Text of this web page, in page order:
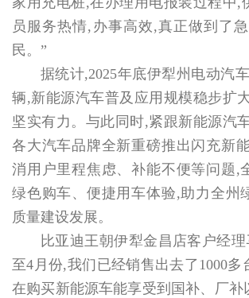
员服务热情,办事高效,真正做到了
民。”
据统计,2025年底伊犁州电动汽
辆,新能源汽车普及应用规模稳步扩
坚实有力。与此同时,紧跟新能源汽
各大汽车品牌全新重磅推出闪充新
消用户里程焦虑、补能不便等问题,
绿色购车、便捷用车体验,助力全州
质量建设发展。
比亚迪王朝伊犁金昌店客户经
至4月份,我们已经销售出去了1000多
在购买新能源车能享受到国补、厂补